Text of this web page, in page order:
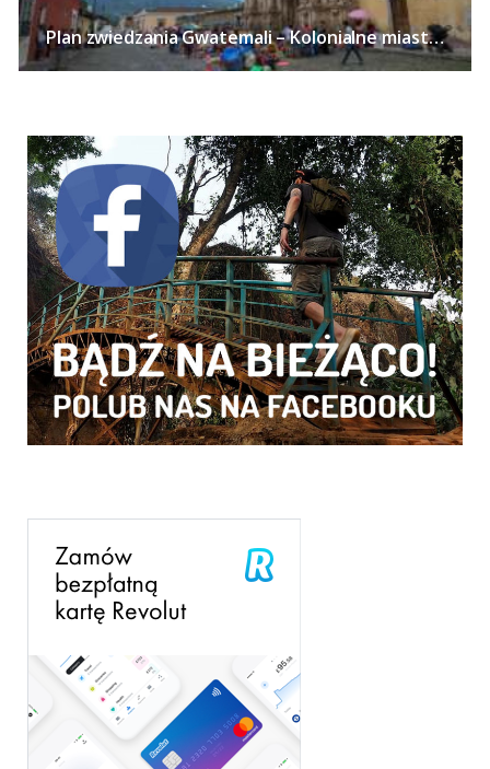
Plan zwiedzania Gwatemali – Kolonialne miasta, Jezioro Atitlan, kawa i wulkany